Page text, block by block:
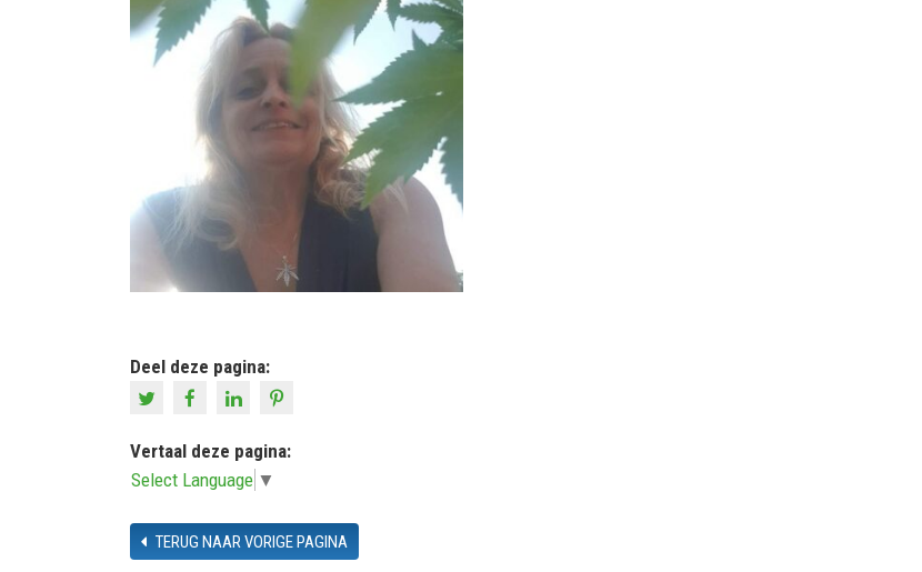
Deel deze pagina:
Vertaal deze pagina:
Select Language ▼
TERUG NAAR VORIGE PAGINA